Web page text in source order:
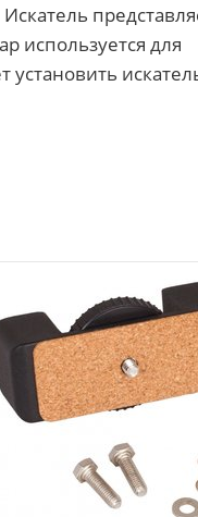
используется для
установить